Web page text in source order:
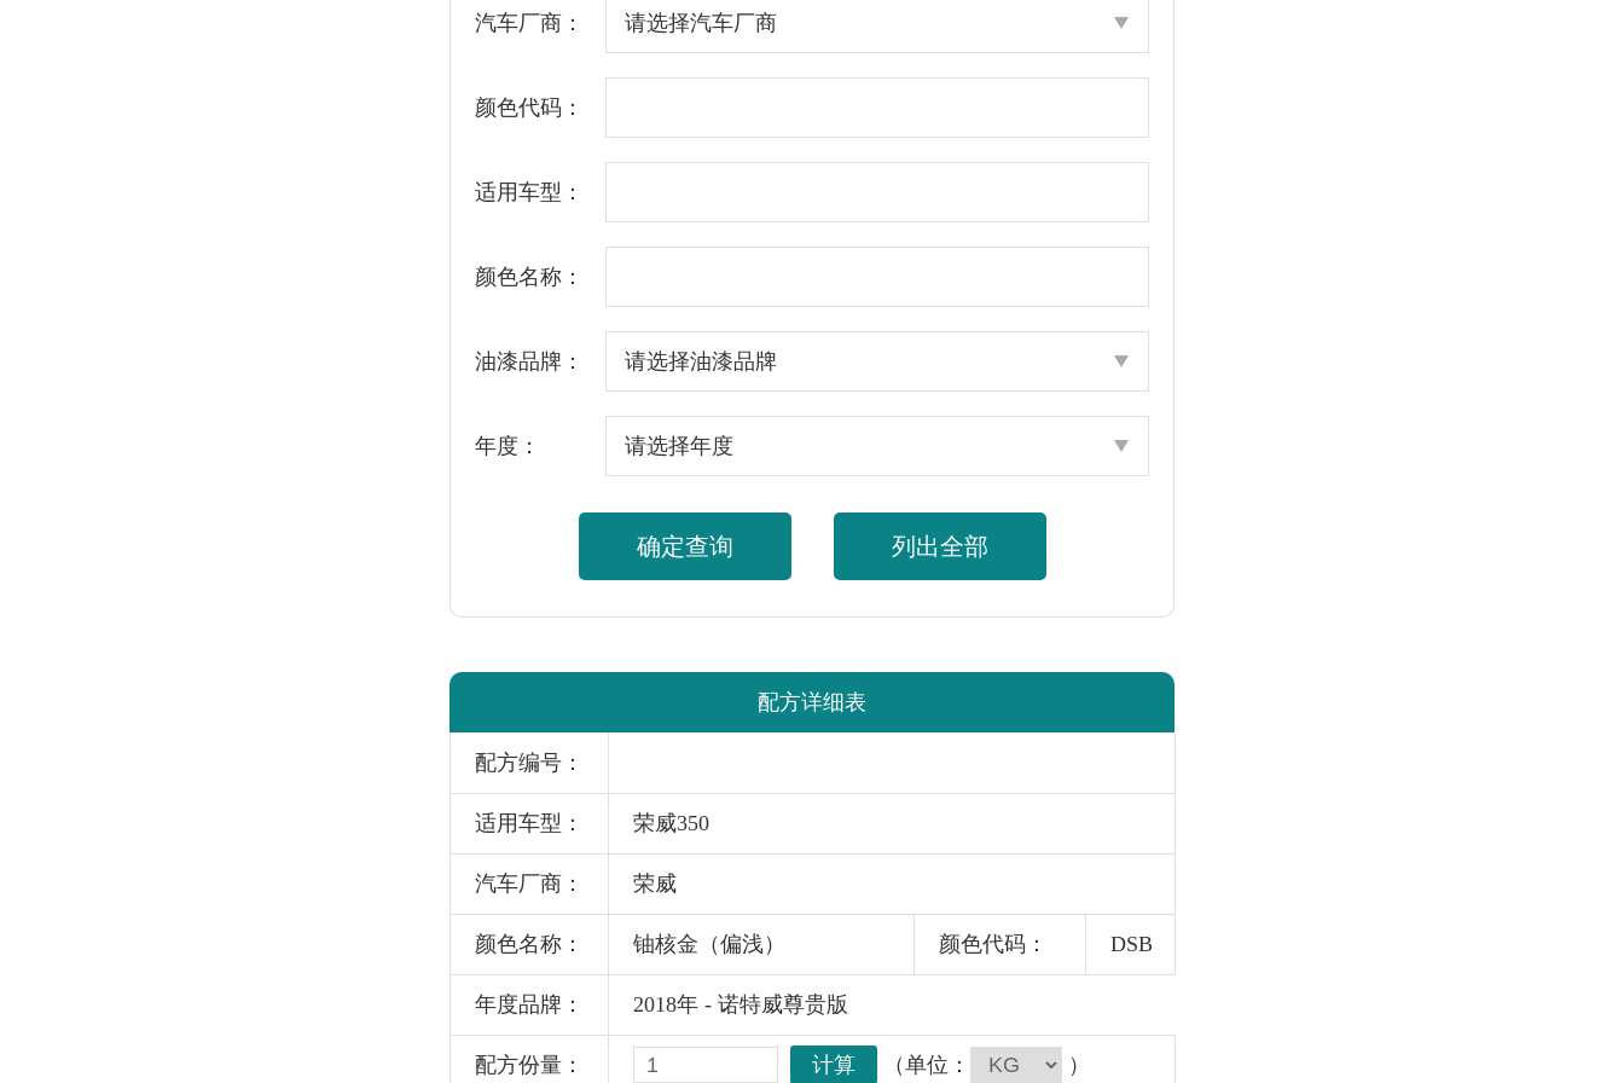
汽车厂商：
颜色代码：
适用车型：
颜色名称：
油漆品牌：
年度：
确定查询 列出全部
配方详细表
配方编号：
适用车型： 荣威350
汽车厂商： 荣威
颜色名称： 铀核金（偏浅） 颜色代码： DSB
年度品牌： 2018年 - 诺特威尊贵版
配方份量： 计算 （单位： ）